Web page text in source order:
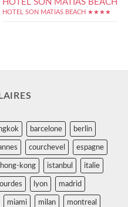
HOTEL SON MATIAS BEACH
HOTEL SON MATIAS BEACH ★★★★
barcelone berlin
courchevel espagne
hong-kong istanbul italie
lourdes lyon madrid
miami milan montreal